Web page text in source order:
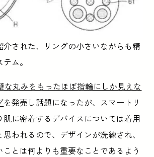
介された、リングの小さいながらも精
ム。
な丸みをもったほぼ指輪にしか見えな
を発売し話題になったが、スマートリ
肌に密着するデバイスについては着用
われるので、デザインが洗練され、
とは何よりも重要なことであるよう